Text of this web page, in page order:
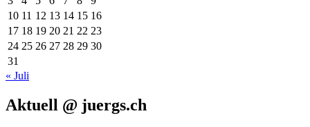
10 11 12 13 14 15 16
17 18 19 20 21 22 23
24 25 26 27 28 29 30
31
« Juli
Aktuell @ juergs.ch